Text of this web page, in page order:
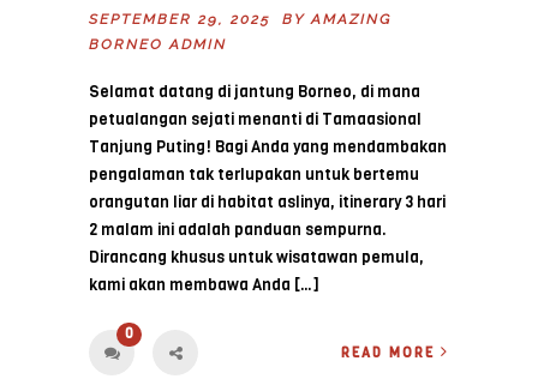
SEPTEMBER 29, 2025 BYAMAZING
BORNEO ADMIN
Selamat datang di jantung Borneo, di mana
petualangan sejati menanti di Tamaasional
Tanjung Puting! Bagi Anda yang mendambakan
pengalaman tak terlupakan untuk bertemu
orangutan liar di habitat aslinya, itinerary 3 hari
2 malam ini adalah panduan sempurna.
Dirancang khusus untuk wisatawan pemula,
kami akan membawa Anda […]
0
READ MORE